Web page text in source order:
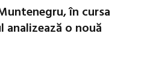
în cursa
analizează o nouă